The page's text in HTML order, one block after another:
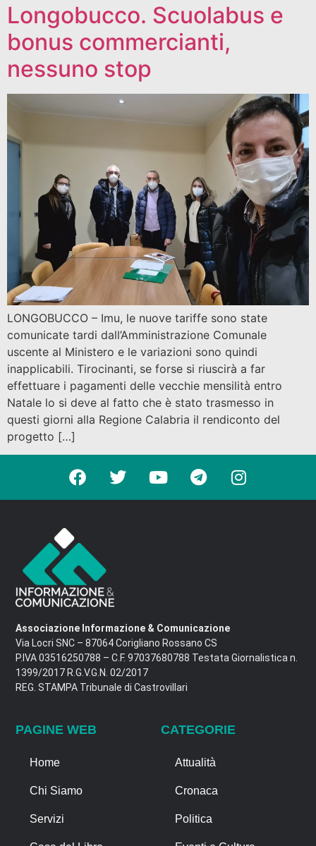
Longobucco. Scuolabus e
bonus commercianti,
nessuno stop
LONGOBUCCO – Imu, le nuove tariffe sono state
comunicate tardi dall’Amministrazione Comunale
uscente al Ministero e le variazioni sono quindi
inapplicabili. Tirocinanti, se forse si riuscirà a far
effettuare i pagamenti delle vecchie mensilità entro
Natale lo si deve al fatto che è stato trasmesso in
questi giorni alla Regione Calabria il rendiconto del
progetto […]
Associazione Informazione & Comunicazione
Via Locri SNC – 87064 Corigliano Rossano CS
P.IVA 03516250788 – C.F. 97037680788 Testata Giornalistica n.
1399/2017 R.G.V.G.N. 02/2017
REG. STAMPA Tribunale di Castrovillari
PAGINE WEB
Home
Chi Siamo
Servizi
CATEGORIE
Attualità
Cronaca
Politica